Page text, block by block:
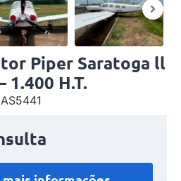
Piper Saratoga ll
1.400 H.T.